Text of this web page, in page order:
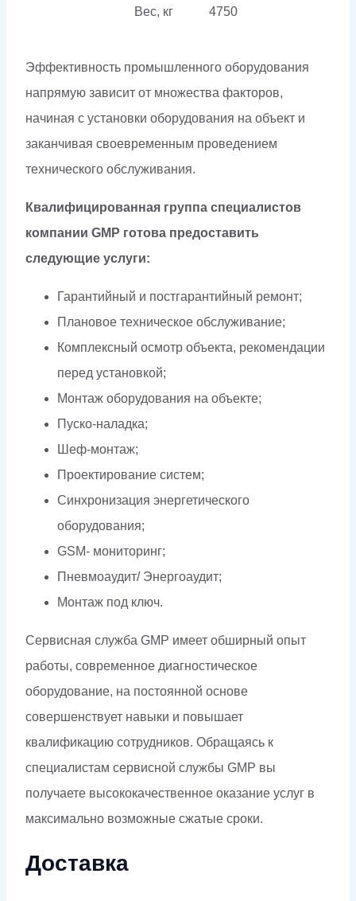
Вес, кг 4750
Эффективность промышленного оборудования
напрямую зависит от множества факторов,
начиная с установки оборудования на объект и
заканчивая своевременным проведением
технического обслуживания.
Квалифицированная группа специалистов
компании GMP готова предоставить
следующие услуги:
Гарантийный и постгарантийный ремонт;
Плановое техническое обслуживание;
Комплексный осмотр объекта, рекомендации
перед установкой;
Монтаж оборудования на объекте;
Пуско-наладка;
Шеф-монтаж;
Проектирование систем;
Синхронизация энергетического
оборудования;
GSM- мониторинг;
Пневмоаудит/ Энергоаудит;
Монтаж под ключ.
Сервисная служба GMP имеет обширный опыт
работы, современное диагностическое
оборудование, на постоянной основе
совершенствует навыки и повышает
квалификацию сотрудников. Обращаясь к
специалистам сервисной службы GMP вы
получаете высококачественное оказание услуг в
максимально возможные сжатые сроки.
Доставка